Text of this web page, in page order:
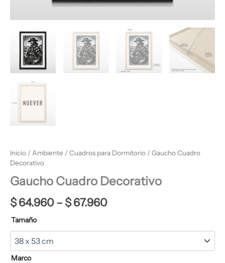
Inicio / Ambiente / Cuadros para Dormitorio / Gaucho Cuadro
Decorativo
Gaucho Cuadro Decorativo
$64.960– $67.960
Tamaño
Marco